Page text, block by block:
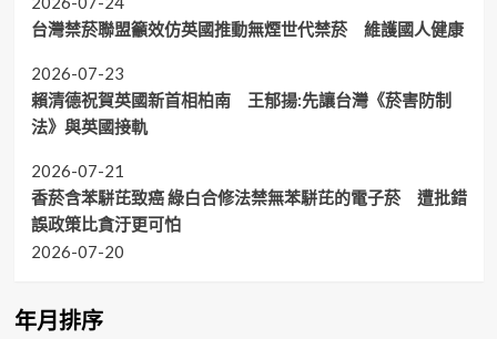
台灣禁菸聯盟籲效仿英國推動無煙世代禁菸 維護國人健康
2026-07-23
賴清德祝賀英國新首相柏南 王郁揚:先讓台灣《菸害防制
法》與英國接軌
2026-07-21
香菸含苯駢芘致癌 綠白合修法禁無苯駢芘的電子菸 遭批錯
誤政策比貪汙更可怕
2026-07-20
年月排序